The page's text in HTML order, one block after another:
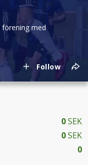
förening med
Follow
0SEK
0SEK
0